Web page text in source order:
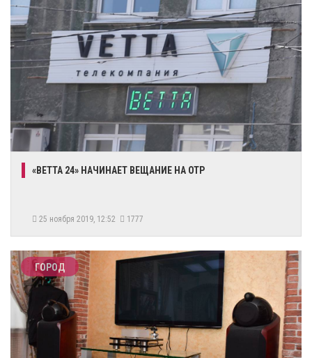
​«ВЕТТА 24» НАЧИНАЕТ ВЕЩАНИЕ НА ОТР
25 ноября 2019, 12:52 1777
ГОРОД